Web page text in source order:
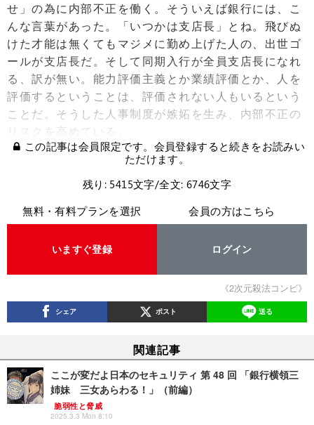
せ」の為に内部不正を働く。そういえば銀行には、こ
んな言葉があった。「いつかは支店長」とね。飛びぬ
けた才能は無くてもマジメに勤め上げた人の、出世ゴ
ールが支店長だ。そして同期入行が全員支店長になれ
る、訳が無い。能力評価主義とか業績評価とか、人を
評価するということは、評価されない人もいるという
ことだ。そうした人事制度が嫉妬を生み、内部不正の
リスクを高めている。
この記事は会員限定です。会員登録すると続きをお読みい
ただけます。
残り: 5415文字/全文: 6746文字
無料・有料プランを選択
いますぐ登録
会員の方はこちら
ログイン
《2次元殺法コンビ》
シェア ポスト 送る
関連記事
ここが変だよ日本のセキュリティ 第 48 回 「銀行横領三
姉妹 三女あらわる！」（前編）
脆弱性と脅威
2025.3.3 Mon 8:10